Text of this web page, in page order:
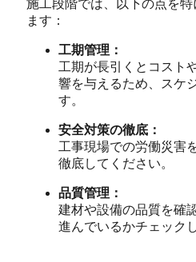
施工段階では、以下の点を
ます：
工期管理：
工期が長引くとコスト
響を与えるため、スケ
す。
安全対策の徹底：
工事現場での労働災害
徹底してください。
品質管理：
建材や設備の品質を確
進んでいるかチェック